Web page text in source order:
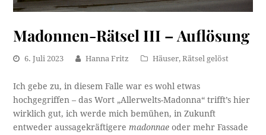
Madonnen-Rätsel III – Auflösung
6. Juli 2023 Hanna Fritz Häuser,Rätsel gelöst
Ich gebe zu, in diesem Falle war es wohl etwas
hochgegriffen – das Wort „Allerwelts-Madonna“ trifft’s hier
wirklich gut, ich werde mich bemühen, in Zukunft
entweder aussagekräftigere madonnae oder mehr Fassade